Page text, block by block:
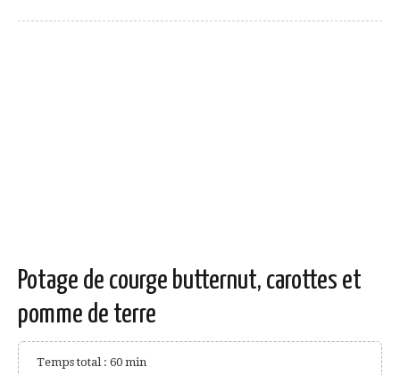
Potage de courge butternut, carottes et
pomme de terre
Temps total : 60 min